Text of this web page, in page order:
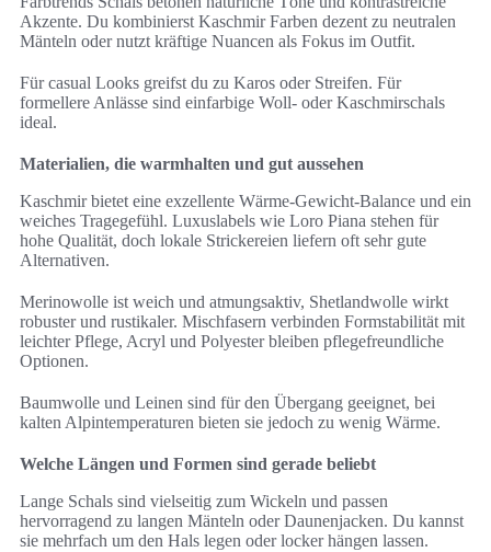
Akzente. Du kombinierst Kaschmir Farben dezent zu neutralen
Mänteln oder nutzt kräftige Nuancen als Fokus im Outfit.
Für casual Looks greifst du zu Karos oder Streifen. Für
formellere Anlässe sind einfarbige Woll- oder Kaschmirschals
ideal.
Materialien, die warmhalten und gut aussehen
Kaschmir bietet eine exzellente Wärme-Gewicht-Balance und ein
weiches Tragegefühl. Luxuslabels wie Loro Piana stehen für
hohe Qualität, doch lokale Strickereien liefern oft sehr gute
Alternativen.
Merinowolle ist weich und atmungsaktiv, Shetlandwolle wirkt
robuster und rustikaler. Mischfasern verbinden Formstabilität mit
leichter Pflege, Acryl und Polyester bleiben pflegefreundliche
Optionen.
Baumwolle und Leinen sind für den Übergang geeignet, bei
kalten Alpintemperaturen bieten sie jedoch zu wenig Wärme.
Welche Längen und Formen sind gerade beliebt
Lange Schals sind vielseitig zum Wickeln und passen
hervorragend zu langen Mänteln oder Daunenjacken. Du kannst
sie mehrfach um den Hals legen oder locker hängen lassen.